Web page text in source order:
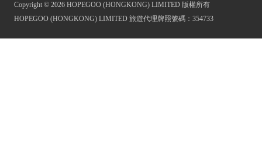
Copyright © 2026 HOPEGOO (HONGKONG) LIMITED 版權所有
HOPEGOO (HONGKONG) LIMITED 旅遊代理牌照號碼：354733